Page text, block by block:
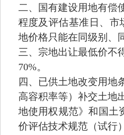
二、国有建设用地有偿
程度及评估基准日、市
地价格只能在同级别、
三、宗地出让最低价不
70%。
四、已供土地改变用地
高容积率等）补交土地
地使用权规范》和国土
价评估技术规范（试行